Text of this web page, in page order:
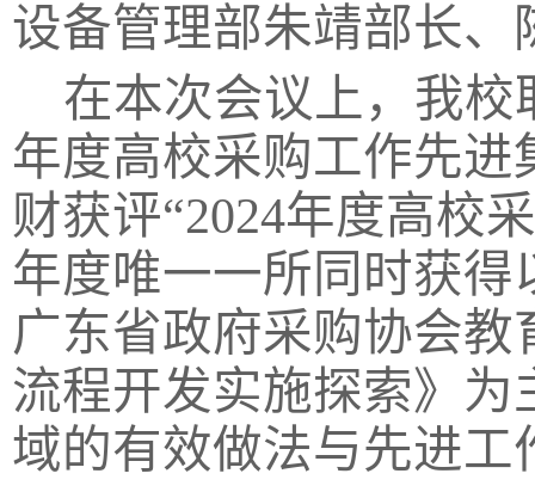
设备管理部朱靖部长
在本次会议上，我校
年度高校采购工作先
财获评“2024年度高校
年度唯一一所同时获
广东省政府采购协会
流程开发实施探索》
域的有效做法与先进工